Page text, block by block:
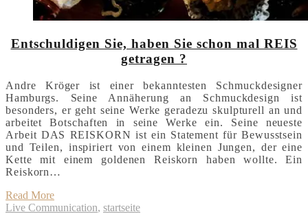
Entschuldigen Sie, haben Sie schon mal REIS
getragen ?
Andre Kröger ist einer bekanntesten Schmuckdesigner
Hamburgs. Seine Annäherung an Schmuckdesign ist
besonders, er geht seine Werke geradezu skulpturell an und
arbeitet Botschaften in seine Werke ein. Seine neueste
Arbeit DAS REISKORN ist ein Statement für Bewusstsein
und Teilen, inspiriert von einem kleinen Jungen, der eine
Kette mit einem goldenen Reiskorn haben wollte. Ein
Reiskorn…
Read More
Live Communication, startseite